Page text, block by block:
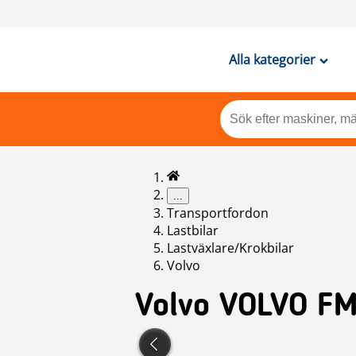
Alla kategorier
...
Transportfordon
Lastbilar
Lastväxlare/Krokbilar
Volvo
Volvo VOLVO